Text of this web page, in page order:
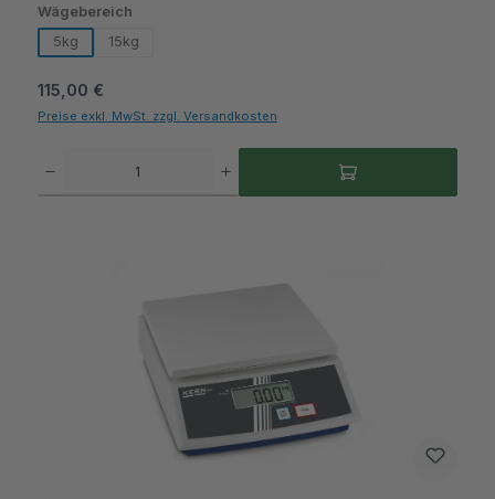
Wägebereichauswählen
5kg
15kg
Regulärer Preis:
115,00 €
Preise exkl. MwSt. zzgl. Versandkosten